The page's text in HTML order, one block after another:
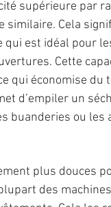
supérieure par
Cela
est idéal pour
Cette
qui économise du
d’empiler un
buanderies ou les
plus douces
des